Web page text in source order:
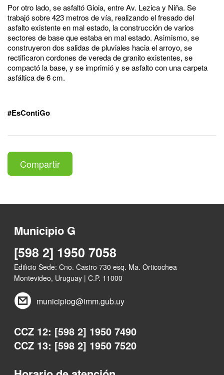
Por otro lado, se asfaltó Gioia, entre Av. Lezica y Niña. Se
trabajó sobre 423 metros de vía, realizando el fresado del
asfalto existente en mal estado, la construcción de varios
sectores de base que estaba en mal estado. Asimismo, se
construyeron dos salidas de pluviales hacia el arroyo, se
rectificaron cordones de vereda de granito existentes, se
compactó la base, y se imprimió y se asfalto con una carpeta
asfáltica de 6 cm.
#EsContiGo
Compartir
Municipio G
[598 2] 1950 7058
Edificio Sede: Cno. Castro 730 esq. Ma. Orticochea
Montevideo, Uruguay | C.P. 11000
municipiog@imm.gub.uy
CCZ 12: [598 2] 1950 7490
CCZ 13: [598 2] 1950 7520